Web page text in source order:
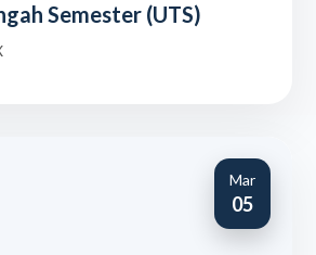
Semester (UTS)
Mar
05